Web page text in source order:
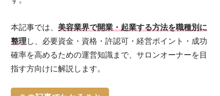
本記事では、 美容業界で開業・起業する方法を職種別に
整理 し、必要資金・資格・許認可・経営ポイント・成功
確率を高めるための運営知識まで、サロンオーナーを目
指す方向けに解説します。